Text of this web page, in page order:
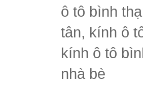
ô tô bình
tân, kính ô
kính ô tô
nhà bè